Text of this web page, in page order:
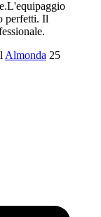
perfetti. Il
Almonda 25